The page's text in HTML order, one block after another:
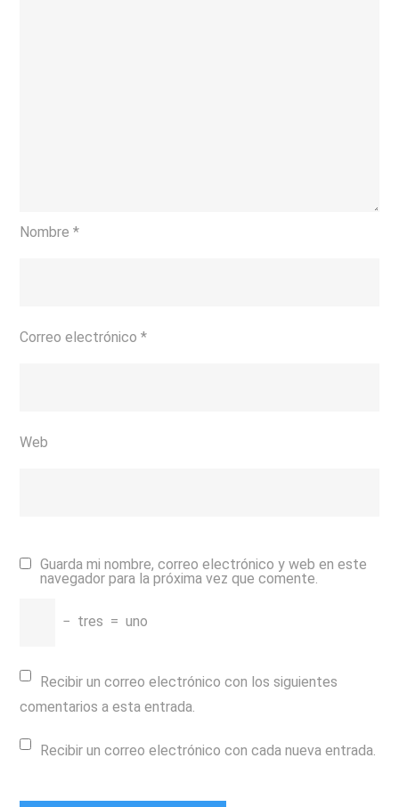
Nombre*
Correo electrónico*
Web
Guarda mi nombre, correo electrónico y web en este
navegador para la próxima vez que comente.
− tres = uno
Recibir un correo electrónico con los siguientes
comentarios a esta entrada.
Recibir un correo electrónico con cada nueva entrada.